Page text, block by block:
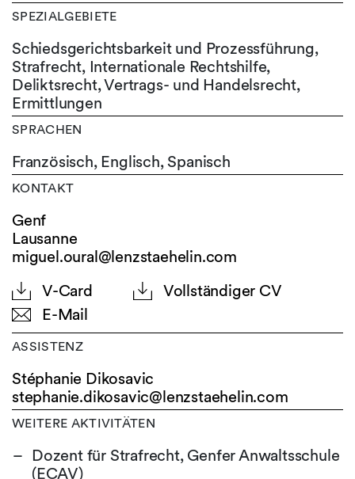
SPEZIALGEBIETE
Schiedsgerichtsbarkeit und Prozessführung,
Strafrecht, Internationale Rechtshilfe,
Deliktsrecht, Vertrags- und Handelsrecht,
Ermittlungen
SPRACHEN
Französisch, Englisch, Spanisch
KONTAKT
Genf
Lausanne
miguel.oural@lenzstaehelin.com
V-Card
Vollständiger CV
E-Mail
ASSISTENZ
Stéphanie Dikosavic
stephanie.dikosavic@lenzstaehelin.com
WEITERE AKTIVITÄTEN
Dozent für Strafrecht, Genfer Anwaltsschule
(ECAV)